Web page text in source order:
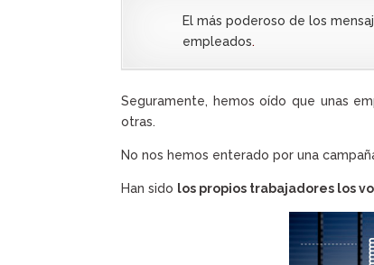
El más poderoso de los
empleados.
Seguramente, hemos oído que unas
otras.
No nos hemos enterado por una
Han sido los propios trabajadores los